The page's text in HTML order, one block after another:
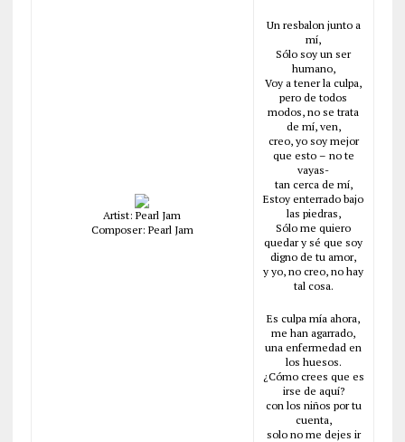
Artist: Pearl Jam
Composer: Pearl Jam
Un resbalon junto a
mí,
Sólo soy un ser
humano,
Voy a tener la culpa,
pero de todos
modos, no se trata
de mí, ven,
creo, yo soy mejor
que esto – no te
vayas-
tan cerca de mí,
Estoy enterrado bajo
las piedras,
Sólo me quiero
quedar y sé que soy
digno de tu amor,
y yo, no creo, no hay
tal cosa.
Es culpa mía ahora,
me han agarrado,
una enfermedad en
los huesos.
¿Cómo crees que es
irse de aquí?
con los niños por tu
cuenta,
solo no me dejes ir